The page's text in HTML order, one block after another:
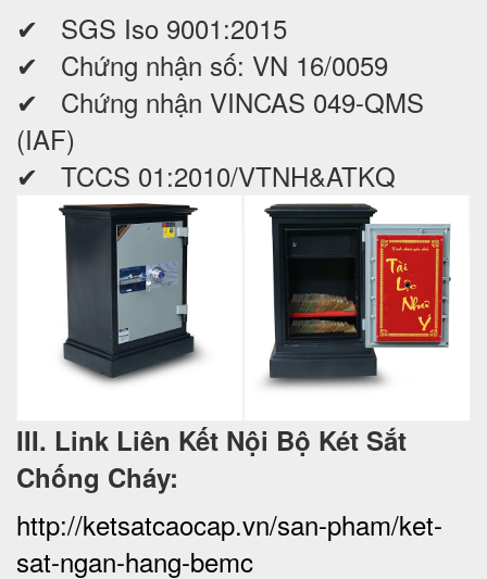
✔ SGS Iso 9001:2015
✔ Chứng nhận số: VN 16/0059
✔ Chứng nhận VINCAS 049-QMS
(IAF)
✔ TCCS 01:2010/VTNH&ATKQ
III. Link Liên Kết Nội Bộ Két Sắt
Chống Cháy:
http://ketsatcaocap.vn/san-pham/ket-
sat-ngan-hang-bemc